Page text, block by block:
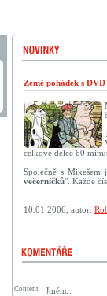
Země pohádek s
celkové délce 60
Společně s
večerníčků". Každé
10.01.2006, autor:
Jméno:
Content